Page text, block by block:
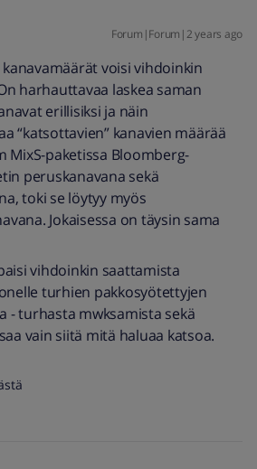
Forum|Forum|2 years ago
voisi vihdoinkin
harhauttavaa laskea saman
erillisiksi ja näin
“katsottavien” kanavien määrää
MixS-paketissa Bloomberg-
peruskanavana sekä
toki se löytyy myös
Jokaisessa on täysin sama
vihdoinkin saattamista
turhien pakkosyötettyjen
- turhasta mwksamista sekä
vain siitä mitä haluaa katsoa.